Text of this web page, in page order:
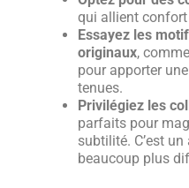
qui allient confort
Essayez les
originaux,
pour apporter
tenues.
Privilégiez les
parfaits pour
subtilité. C’est
beaucoup plus